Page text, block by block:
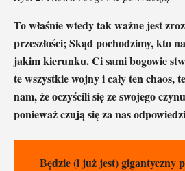
To właśnie wtedy tak ważne jest
przeszłości; Skąd pochodzimy, kto
jakim kierunku. Ci sami bogowie
te wszystkie wojny i cały ten chaos,
nam, że oczyścili się ze swojego
ponieważ czują się za nas
Będzie (i już jest) gigantyczny